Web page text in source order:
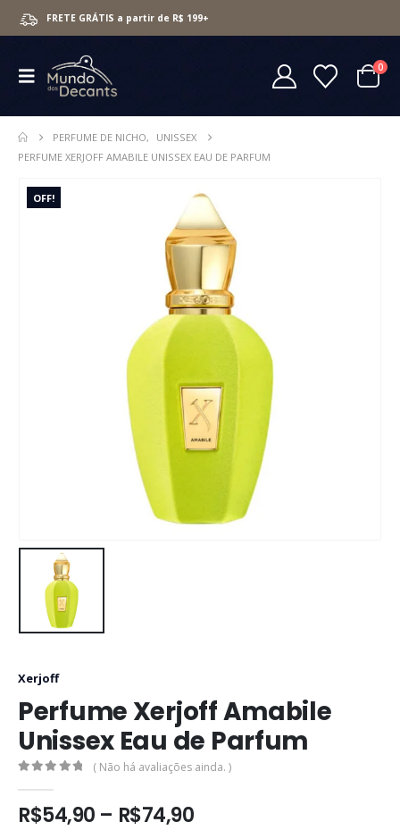
FRETE GRÁTIS a partir de R$ 199+
0
PERFUME DE NICHO,
UNISSEX
PERFUME XERJOFF AMABILE UNISSEX EAU DE PARFUM
OFF!
Xerjoff
Perfume Xerjoff Amabile
Unissex Eau de Parfum
( Não há avaliações ainda. )
R$54,90 – R$74,90Faixa